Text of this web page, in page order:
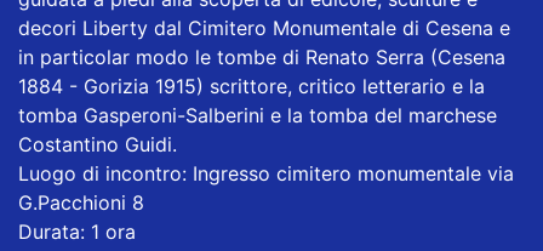
decori Liberty dal Cimitero Monumentale di Cesena e
in particolar modo le tombe di Renato Serra (Cesena
1884 - Gorizia 1915) scrittore, critico letterario e la
tomba Gasperoni-Salberini e la tomba del marchese
Costantino Guidi.
Luogo di incontro: Ingresso cimitero monumentale via
G.Pacchioni 8
Durata: 1 ora